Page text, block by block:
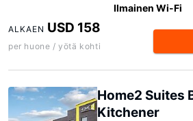
Ilmainen Wi-Fi
ALKAEN USD 158
per huone / yötä kohti
Home2 Suites
Kitchener